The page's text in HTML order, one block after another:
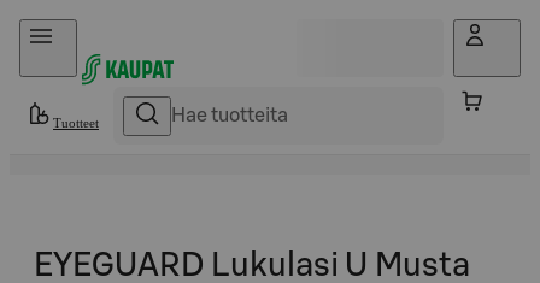
Hyppää sisältöön
Tuotteet
EYEGUARD Lukulasi U Musta